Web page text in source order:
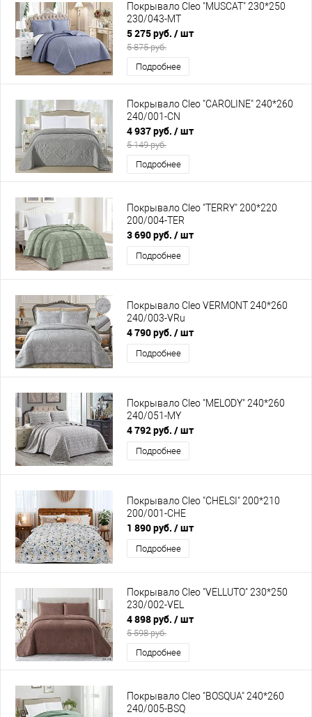
Покрывало Cleo "MUSCAT" 230*250
230/043-MT
5 275 руб. / шт
5 875 руб.
Подробнее
Покрывало Cleo "CAROLINE" 240*260
240/001-CN
4 937 руб. / шт
5 149 руб.
Подробнее
Покрывало Cleo "TERRY" 200*220
200/004-TER
3 690 руб. / шт
Подробнее
Покрывало Cleo VERMONT 240*260
240/003-VRu
4 790 руб. / шт
Подробнее
Покрывало Cleo "MELODY" 240*260
240/051-MY
4 792 руб. / шт
Подробнее
Покрывало Cleo "CHELSI" 200*210
200/001-CHE
1 890 руб. / шт
Подробнее
Покрывало Cleo "VELLUTO" 230*250
230/002-VEL
4 898 руб. / шт
5 598 руб.
Подробнее
Покрывало Cleo "BOSQUA" 240*260
240/005-BSQ